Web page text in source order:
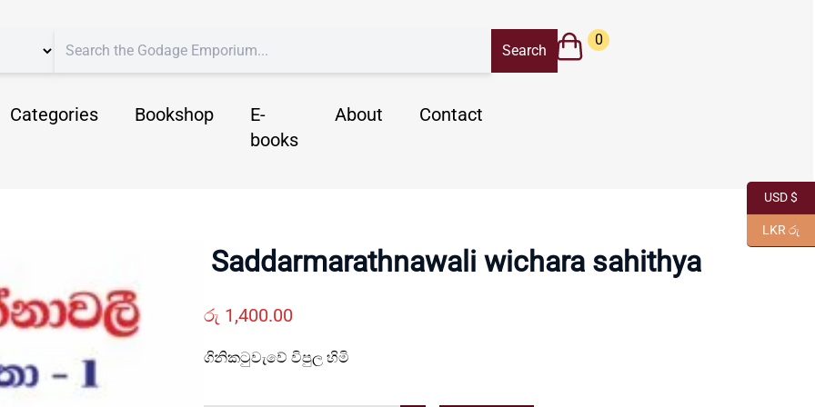
Categories Bookshop
E-
books
About Contact
0
Saddarmarathnawali wichara sahithya
රු 1,400.00
ගිනිකටුවැවේ විපුල හිමි
USD $
LKR රු